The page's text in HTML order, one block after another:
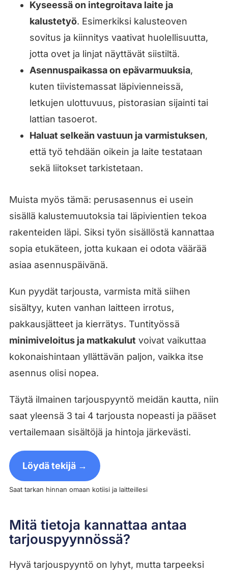
Kyseessä on integroitava laite ja
kalustetyö. Esimerkiksi kalusteoven
sovitus ja kiinnitys vaativat huolellisuutta,
jotta ovet ja linjat näyttävät siistiltä.
Asennuspaikassa on epävarmuuksia,
kuten tiivistemassat läpivienneissä,
letkujen ulottuvuus, pistorasian sijainti tai
lattian tasoerot.
Haluat selkeän vastuun ja varmistuksen,
että työ tehdään oikein ja laite testataan
sekä liitokset tarkistetaan.
Muista myös tämä: perusasennus ei usein
sisällä kalustemuutoksia tai läpivientien tekoa
rakenteiden läpi. Siksi työn sisällöstä kannattaa
sopia etukäteen, jotta kukaan ei odota väärää
asiaa asennuspäivänä.
Kun pyydät tarjousta, varmista mitä siihen
sisältyy, kuten vanhan laitteen irrotus,
pakkausjätteet ja kierrätys. Tuntityössä
minimiveloitus ja matkakulut voivat vaikuttaa
kokonaishintaan yllättävän paljon, vaikka itse
asennus olisi nopea.
Täytä ilmainen tarjouspyyntö meidän kautta, niin
saat yleensä 3 tai 4 tarjousta nopeasti ja pääset
vertailemaan sisältöjä ja hintoja järkevästi.
Löydä tekijä →
Saat tarkan hinnan omaan kotiisi ja laitteillesi
Mitä tietoja kannattaa antaa
tarjouspyynnössä?
Hyvä tarjouspyyntö on lyhyt, mutta tarpeeksi